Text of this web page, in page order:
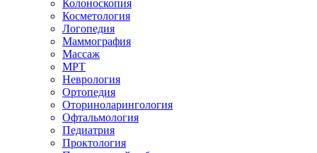
Колоноскопия
Косметология
Логопедия
Маммография
Массаж
МРТ
Неврология
Ортопедия
Оториноларингология
Офтальмология
Педиатрия
Проктология